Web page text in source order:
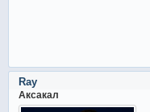
Ray
Аксакал